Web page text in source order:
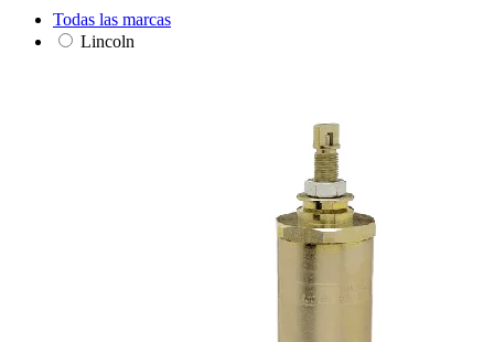
Todas las marcas
Lincoln